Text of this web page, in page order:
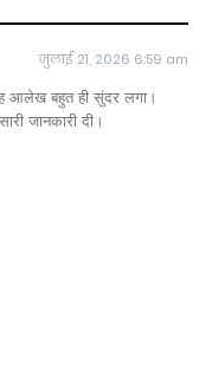
जुलाई 21, 2026 6:59 am
आलेख बहुत ही सुंदर लगा।
जानकारी दी।